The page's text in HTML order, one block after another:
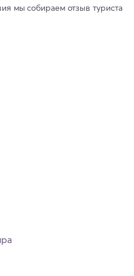
мы собираем отзыв туриста